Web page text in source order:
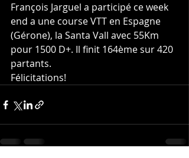
François Jarguel a participé ce week
end a une course VTT en Espagne
(Gérone), la Santa Vall avec 55Km
pour 1500 D+. Il finit 164ème sur 420
partants.
Félicitations!